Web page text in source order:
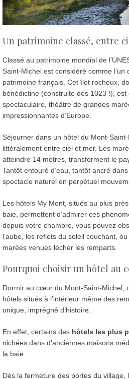
Un patrimoine classé, entre
Classé au patrimoine mondial de
Saint-Michel est considéré comme
patrimoine français. Cet îlot rocheux,
bénédictine (construite dès 1023 !),
spectaculaire, théâtre de grandes
impressionnantes d’Europe.
Séjourner dans un hôtel du Mont-Saint-
littéralement entre ciel et mer. Les
atteindre 14 mètres, transforment le
Tantôt entouré d’eau, tantôt ancré
spectacle naturel en perpétuel
Les hôtels My Mont, situés au plus
baie, permettent d’admirer ces
depuis votre chambre, vous pouvez
l’aube, les reflets du soleil couchant,
marées venues lécher les remparts.
Pourquoi choisir un hôtel au
Dormir au cœur du Mont-Saint-Michel,
hôtels situés à l’intérieur même des
unique, imprégné d’histoire.
En effet, certains des hôtels les plus
nichées dans d’anciennes maisons
la baie.
Dès la fermeture des portes du village,